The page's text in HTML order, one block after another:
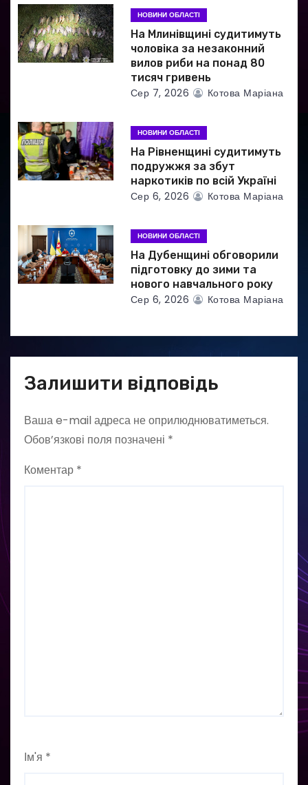
а
п
і
в
НОВИНИ ОБЛАСТІ
На Млинівщині судитимуть
чоловіка за незаконний
вилов риби на понад 80
тисяч гривень
Сер 7, 2026 Котова Маріана
НОВИНИ ОБЛАСТІ
На Рівненщині судитимуть
подружжя за збут
наркотиків по всій Україні
Сер 6, 2026 Котова Маріана
НОВИНИ ОБЛАСТІ
На Дубенщині обговорили
підготовку до зими та
нового навчального року
Сер 6, 2026 Котова Маріана
Залишити відповідь
Ваша e-mail адреса не оприлюднюватиметься.
Обов’язкові поля позначені *
Коментар *
Ім'я *